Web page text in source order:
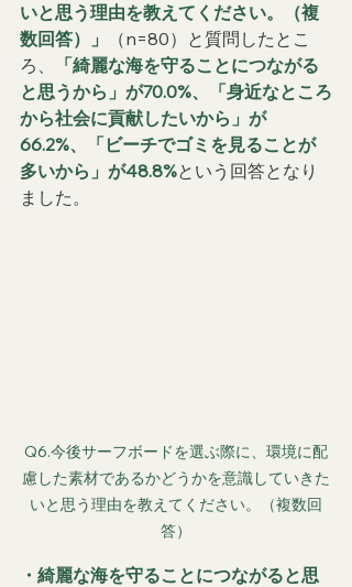
いと思う理由を教えてください。（複
数回答）」
（n=80）と質問したとこ
ろ、
「綺麗な海を守ることにつながる
と思うから」が70.0%、「身近なところ
から社会に貢献したいから」が
66.2%、「ビーチでゴミを見ることが
多いから」が48.8%という回答となり
ました。
Q6.今後サーフボードを選ぶ際に、環境に配
慮した素材であるかどうかを意識していきた
いと思う理由を教えてください。（複数回
答）
・綺麗な海を守ることにつながると思